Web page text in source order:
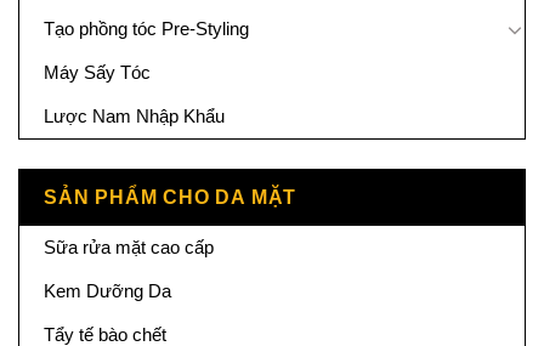
Tạo phồng tóc Pre-Styling
Máy Sấy Tóc
Lược Nam Nhập Khẩu
SẢN PHẨM CHO DA MẶT
Sữa rửa mặt cao cấp
Kem Dưỡng Da
Tẩy tế bào chết